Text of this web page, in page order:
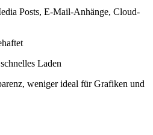
Posts, E-Mail-Anhänge, Cloud-
Laden
weniger ideal für Grafiken und